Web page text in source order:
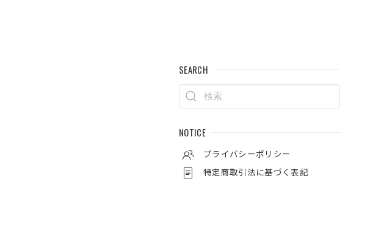
SEARCH
NOTICE
プライバシーポリシー
特定商取引法に基づく表記